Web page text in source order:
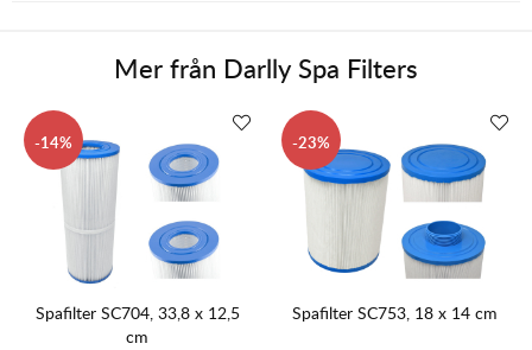
Mer från Darlly Spa Filters
14
Spafilter SC704, 33,8 x 12,5
cm
23
Spafilter SC753, 18 x 14 cm